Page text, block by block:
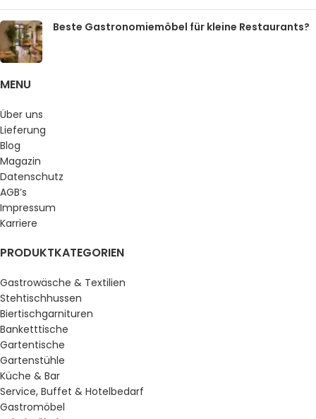
Beste Gastronomiemöbel für kleine Restaurants?
MENU
Über uns
Lieferung
Blog
Magazin
Datenschutz
AGB’s
Impressum
Karriere
PRODUKTKATEGORIEN
Gastrowäsche & Textilien
Stehtischhussen
Biertischgarnituren
Banketttische
Gartentische
Gartenstühle
Küche & Bar
Service, Buffet & Hotelbedarf
Gastromöbel